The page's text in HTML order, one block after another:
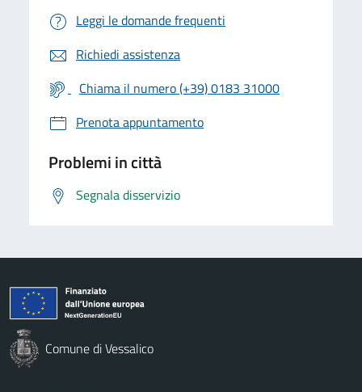
Leggi le domande frequenti
Richiedi assistenza
Chiama il numero (+39) 0183 31000
Prenota appuntamento
Problemi in città
Segnala disservizio
Comune di Vessalico